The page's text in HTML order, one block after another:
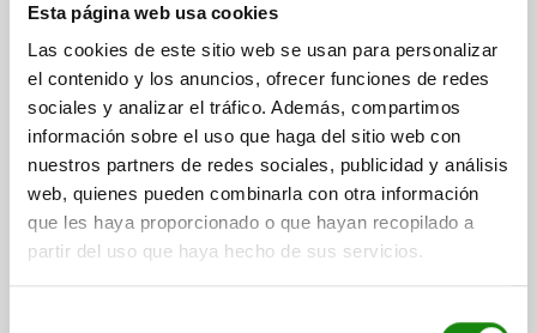
Esta página web usa cookies
Las cookies de este sitio web se usan para personalizar
el contenido y los anuncios, ofrecer funciones de redes
sociales y analizar el tráfico. Además, compartimos
información sobre el uso que haga del sitio web con
nuestros partners de redes sociales, publicidad y análisis
web, quienes pueden combinarla con otra información
que les haya proporcionado o que hayan recopilado a
partir del uso que haya hecho de sus servicios.
ELEMENTO DE ACCIONAMIENTO CON PALANCA DE
SUJECIÓN GRIS ANTRACITA RAL7021, TA.2, FORMA:C
CON FUNCIÓN DE RETENCIÓN Y PR, M20X1,5, S=12, 6,
EINFACH, L=95,6, ACERO INOXIDABLE,
COMP:TERMOPLÁSTICO
DIÁMETRO=6 ROSCA=M20X1,5 LONGITUD=95,6
VERSIÓN 1=CON PALANCA DE SUJECIÓN
FORMA=C
MODELO DE FORMA=CON FUNCIÓN DE RETENCIÓN Y PROTECCIÓN